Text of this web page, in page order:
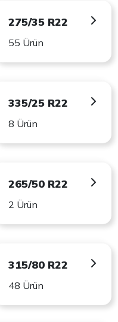
275/35 R22
55 Ürün
335/25 R22
8 Ürün
265/50 R22
2 Ürün
315/80 R22
48 Ürün